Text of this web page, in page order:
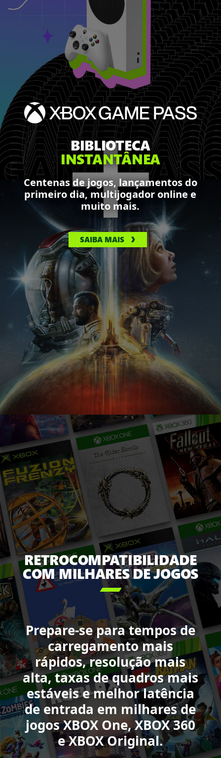
XBOX
Series S
e
séries
de
arte
jogos
mostrando
títulos
disponíveis
com
o
XBOX
Game
Pass,
incluindo:
Starfield,
Call
of
Duty:
Black
Ops
6,
College
Football
25,
Sea
BIBLIOTECA
INSTANTÂNEA
Centenas de jogos, lançamentos do
primeiro dia, multijogador online e
muito mais.
SAIBA MAIS
RETROCOMPATIBILIDADE
COM MILHARES DE JOGOS

Prepare-se para tempos de
carregamento mais
rápidos, resolução mais
alta, taxas de quadros mais
estáveis e melhor latência
de entrada em milhares de
jogos XBOX One, XBOX 360
e XBOX Original.